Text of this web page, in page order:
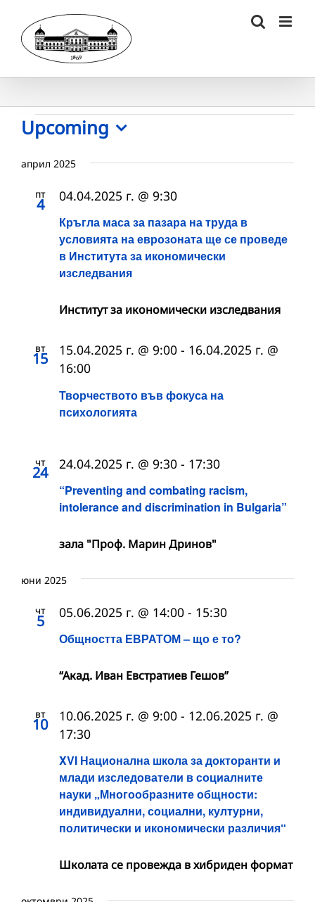
content
Събития
Upcoming
date.
април 2025
пт
4
Кръгла маса за пазара на труда в
условията на еврозоната ще се проведе
в Института за икономически
изследвания
04.04.2025 г. @ 9:30
Институт за икономически изследвания
вт
15
Творчеството във фокуса на
психологията
15.04.2025 г. @ 9:00 - 16.04.2025 г. @
16:00
чт
24
“Preventing and combating racism,
intolerance and discrimination in Bulgaria”
24.04.2025 г. @ 9:30 - 17:30
зала "Проф. Марин Дринов"
юни 2025
чт
5
Общността ЕВРАТОМ – що е то?
05.06.2025 г. @ 14:00 - 15:30
“Акад. Иван Евстратиев Гешов”
вт
10
XVI Национална школа за докторанти и
млади изследователи в социалните
науки „Многообразните общности:
индивидуални, социални, културни,
политически и икономически различия“
10.06.2025 г. @ 9:00 - 12.06.2025 г. @
17:30
Школата се провежда в хибриден формат